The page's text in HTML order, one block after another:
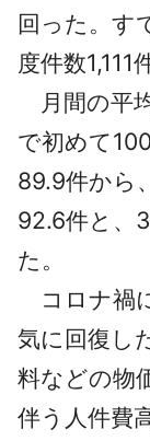
回った。す
度件数1,111
月間の平
で初めて
89.9件から
92.6件と、
た。
コロナ禍
気に回復し
料などの物
伴う人件費